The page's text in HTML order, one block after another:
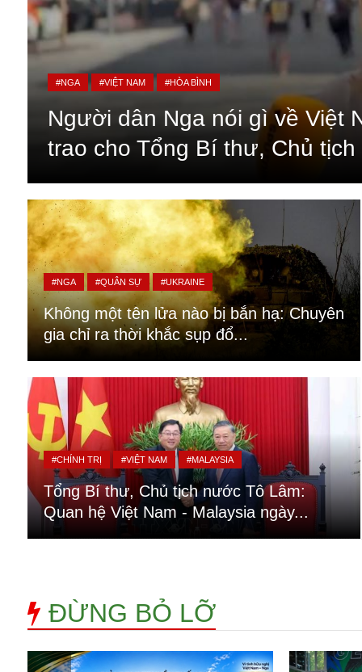
An ninh
Anh
Australia
Amazon
Army Games
Angela Merkel
Aeroflot
ASEAN
Argentina
Ai
Azovstal
#NGA #VIỆT NAM #HÒA BÌNH
Người dân Nga nói gì về Việt
trao cho Tổng Bí thư, Chủ
#NGA #QUÂN SỰ #UKRAINE
Không một tên lửa nào bị bắn hạ: Chuyên
gia chỉ ra thời khắc sụp đổ...
#CHÍNH TRỊ #VIỆT NAM #MALAYSIA
Tổng Bí thư, Chủ tịch nước Tô Lâm:
Quan hệ Việt Nam - Malaysia ngày...
ĐỪNG BỎ LỠ